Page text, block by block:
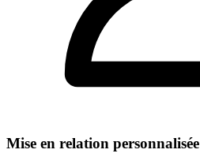
Mise en relation personnalisée